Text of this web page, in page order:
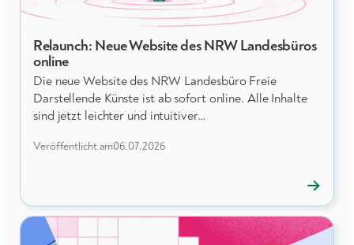
NEWS
Relaunch: Neue Website des NRW Landesbüros
online
Die neue Website des NRW Landesbüro Freie
Darstellende Künste ist ab sofort online. Alle Inhalte
sind jetzt leichter und intuitiver…
Veröffentlicht am06.07.2026
News
öffnen
→